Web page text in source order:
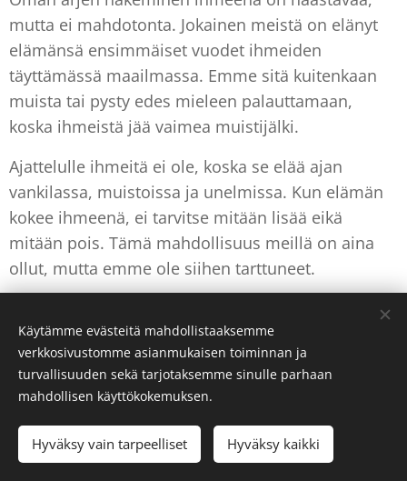
mutta ei mahdotonta. Jokainen meistä on elänyt
elämänsä ensimmäiset vuodet ihmeiden
täyttämässä maailmassa. Emme sitä kuitenkaan
muista tai pysty edes mieleen palauttamaan,
koska ihmeistä jää vaimea muistijälki.
Ajattelulle ihmeitä ei ole, koska se elää ajan
vankilassa, muistoissa ja unelmissa. Kun elämän
kokee ihmeenä, ei tarvitse mitään lisää eikä
mitään pois. Tämä mahdollisuus meillä on aina
ollut, mutta emme ole siihen tarttuneet.
Lopuksi pohdin suoran yhteyden olemusta.
Vapautuminen pelosta ja surusta lopettaa egon
sätkimisen. Kun mieli on minätön, ajattelulla ei
enää ole kohtuutonta valtaa. Muistia ja
mielikuvitusta käytetään vain silloin, kun niitä
tarvitaan.
Käytämme evästeitä mahdollistaaksemme
verkkosivustomme asianmukaisen toiminnan ja
turvallisuuden sekä tarjotaksemme sinulle parhaan
mahdollisen käyttökokemuksen.
Hyväksy vain tarpeelliset Hyväksy kaikki